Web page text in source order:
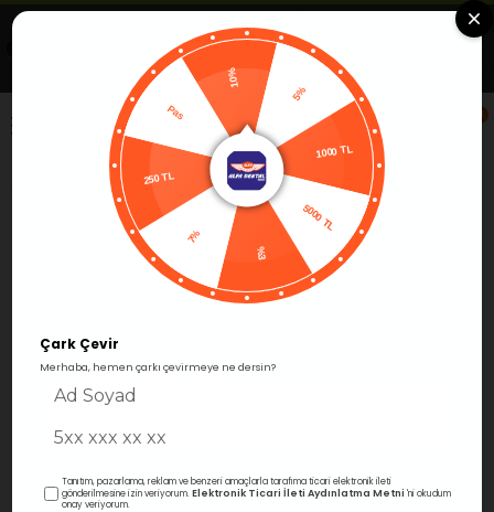
0
Periodontoloji Pedodonti Flor Uygulama
Uygulamada Aç
Alfa Group Dental
Ücretsiz -Google Play'de
5000 TL
Pas
Çark Çevir
Merhaba, hemen çarkı çevirmeye ne dersin?
Tanıtım, pazarlama, reklam ve benzeri amaçlarla tarafıma ticari elektronik ileti
gönderilmesine izin veriyorum.Elektronik Ticari İleti Aydınlatma Metni 'ni okudum
onay veriyorum.